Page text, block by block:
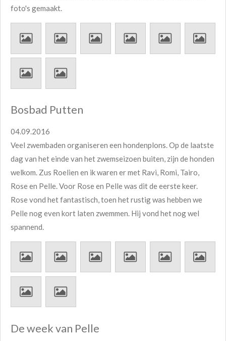
foto's gemaakt.
Bosbad Putten
04.09.2016
Veel zwembaden organiseren een hondenplons. Op de laatste
dag van het einde van het zwemseizoen buiten, zijn de honden
welkom. Zus Roelien en ik waren er met Ravi, Romi, Tairo,
Rose en Pelle. Voor Rose en Pelle was dit de eerste keer.
Rose vond het fantastisch, toen het rustig was hebben we
Pelle nog even kort laten zwemmen. Hij vond het nog wel
spannend.
De week van Pelle